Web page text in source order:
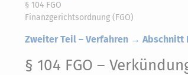
§ 104 FGO
Finanzgerichtsordnung (FGO)
Zweiter Teil – Verfahren → Abschnitt
§ 104 FGO –